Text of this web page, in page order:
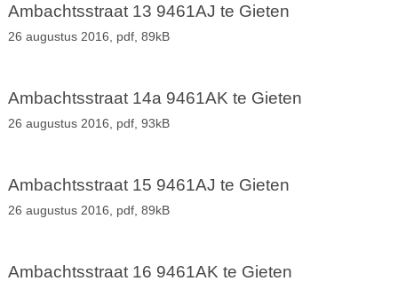
Ambachtsstraat 13 9461AJ te Gieten
26 augustus 2016, pdf, 89kB
Ambachtsstraat 14a 9461AK te Gieten
26 augustus 2016, pdf, 93kB
Ambachtsstraat 15 9461AJ te Gieten
26 augustus 2016, pdf, 89kB
Ambachtsstraat 16 9461AK te Gieten